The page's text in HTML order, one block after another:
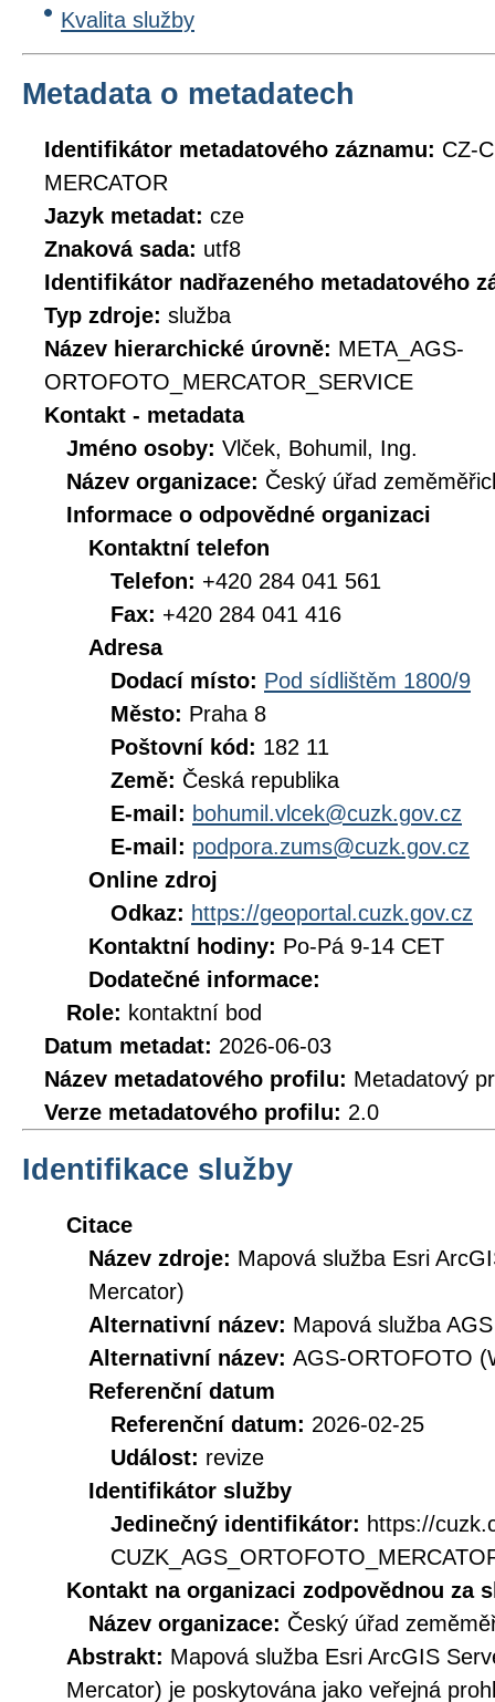
Kvalita služby
Metadata o metadatech
Identifikátor metadatového záznamu: CZ-
MERCATOR
Jazyk metadat: cze
Znaková sada: utf8
Identifikátor nadřazeného metadatového
Typ zdroje: služba
Název hierarchické úrovně: META_AGS-
ORTOFOTO_MERCATOR_SERVICE
Kontakt - metadata
Jméno osoby: Vlček, Bohumil, Ing.
Název organizace: Český úřad
Informace o odpovědné organizaci
Kontaktní telefon
Telefon: +420 284 041 561
Fax: +420 284 041 416
Adresa
Dodací místo: Pod sídlištěm 1800/9
Město: Praha 8
Poštovní kód: 182 11
Země: Česká republika
E-mail: bohumil.vlcek@cuzk.gov.cz
E-mail: podpora.zums@cuzk.gov.cz
Online zdroj
Odkaz: https://geoportal.cuzk.gov.cz
Kontaktní hodiny: Po-Pá 9-14 CET
Dodatečné informace:
Role: kontaktní bod
Datum metadat: 2026-06-03
Název metadatového profilu: Metadatový
Verze metadatového profilu: 2.0
Identifikace služby
Citace
Název zdroje: Mapová služba Esri
Mercator)
Alternativní název: Mapová služba
Alternativní název: AGS-ORTOFOTO
Referenční datum
Referenční datum: 2026-02-25
Událost: revize
Identifikátor služby
Jedinečný identifikátor: https://
Kontakt na organizaci zodpovědnou za
Název organizace: Český úřad
Abstrakt: Mapová služba Esri ArcGIS
Mercator) je poskytována jako veřejná